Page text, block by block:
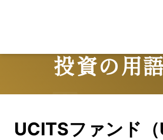
投資の用
UCITSファンド